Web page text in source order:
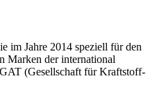
Jahre 2014 speziell für den
Marken der international
(Gesellschaft für Kraftstoff-